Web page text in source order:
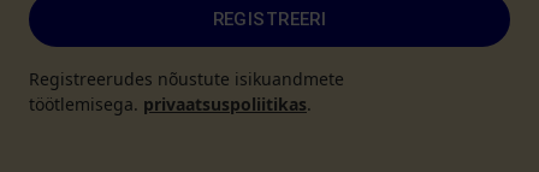
REGISTREERI
Registreerudes nõustute isikuandmete
töötlemisega. privaatsuspoliitikas.